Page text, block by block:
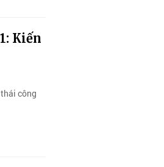
Kiến
công